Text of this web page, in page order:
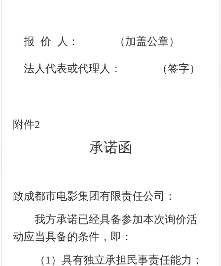
报 价 人： （加盖公章）
法人代表或代理人： （签字）
附件2
承诺函
致成都市电影集团有限责任公司：
我方承诺已经具备参加本次询价活
动应当具备的条件，即：
（ 1 ）具有独立承担民事责任能力；